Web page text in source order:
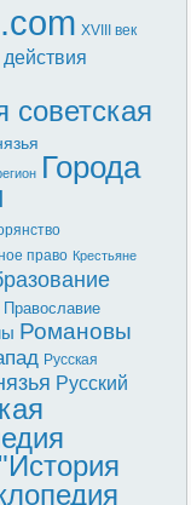
XVIII век
советская
Города
право Крестьяне
Православие
Романовы
Русская
Русский